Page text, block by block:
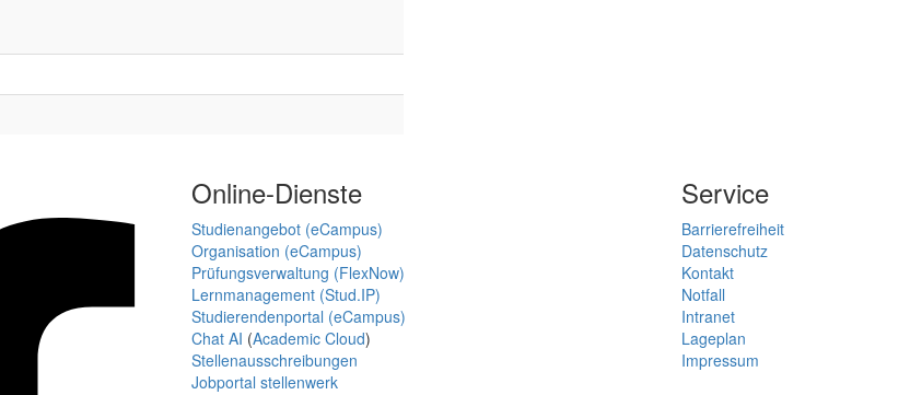
Online-Dienste
Studienangebot (eCampus)
Organisation (eCampus)
Prüfungsverwaltung (FlexNow)
Lernmanagement (Stud.IP)
Studierendenportal (eCampus)
Chat AI (Academic Cloud)
Stellenausschreibungen
Jobportal stellenwerk
Service
Barrierefreiheit
Datenschutz
Kontakt
Notfall
Intranet
Lageplan
Impressum